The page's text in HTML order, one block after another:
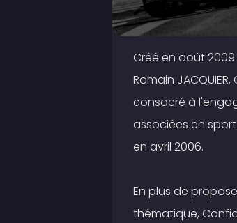
Créé en août 2009
Romain
consacré à
associées en
en avril 2006.
En plus de
thématique,